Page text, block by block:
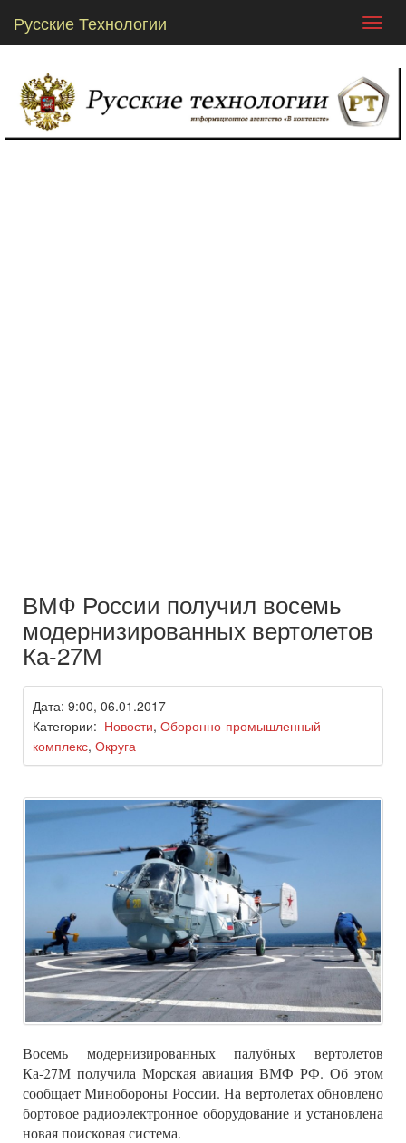
Русские Технологии
ВМФ России получил восемь
модернизированных вертолетов
Ка-27М
Дата: 9:00, 06.01.2017
Категории: Новости, Оборонно-промышленный
комплекс, Округа
Восемь модернизированных палубных вертолетов
Ка-27М получила Морская авиация ВМФ РФ. Об этом
сообщает Минобороны России. На вертолетах обновлено
бортовое радиоэлектронное оборудование и установлена
новая поисковая система.